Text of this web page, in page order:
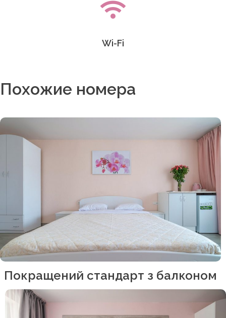
Wi-Fi
Похожие номера
Покращений стандарт з балконом